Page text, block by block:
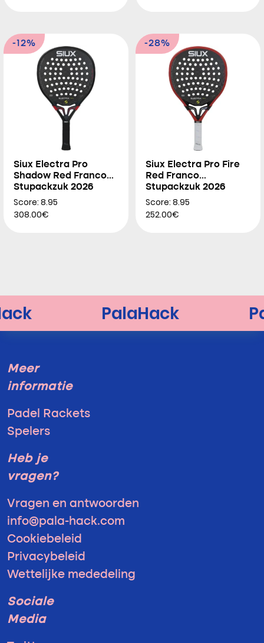
-12%
Siux Electra Pro
Shadow Red Franco
Stupackzuk 2026
Score: 8.95
308.00€
-28%
Siux Electra Pro Fire
Red Franco
Stupackzuk 2026
Score: 8.95
252.00€
Meer
informatie
Padel Rackets
Spelers
Heb je
vragen?
Vragen en antwoorden
info@pala-hack.com
Cookiebeleid
Privacybeleid
Wettelijke mededeling
Sociale
Media